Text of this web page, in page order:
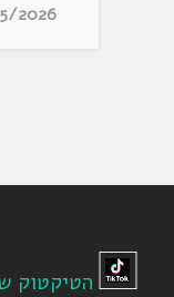
2026
הטיקטוק